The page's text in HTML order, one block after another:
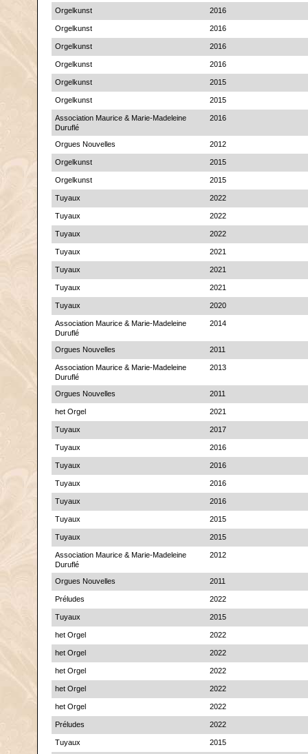
Orgelkunst 2016
Orgelkunst 2016
Orgelkunst 2016
Orgelkunst 2016
Orgelkunst 2015
Orgelkunst 2015
Association Maurice & Marie-Madeleine
Duruflé
2016
Orgues Nouvelles 2012
Orgelkunst 2015
Orgelkunst 2015
Tuyaux 2022
Tuyaux 2022
Tuyaux 2022
Tuyaux 2021
Tuyaux 2021
Tuyaux 2021
Tuyaux 2020
Association Maurice & Marie-Madeleine
Duruflé
2014
Orgues Nouvelles 2011
Association Maurice & Marie-Madeleine
Duruflé
2013
Orgues Nouvelles 2011
het Orgel 2021
Tuyaux 2017
Tuyaux 2016
Tuyaux 2016
Tuyaux 2016
Tuyaux 2016
Tuyaux 2015
Tuyaux 2015
Association Maurice & Marie-Madeleine
Duruflé
2012
Orgues Nouvelles 2011
Préludes 2022
Tuyaux 2015
het Orgel 2022
het Orgel 2022
het Orgel 2022
het Orgel 2022
het Orgel 2022
Préludes 2022
Tuyaux 2015